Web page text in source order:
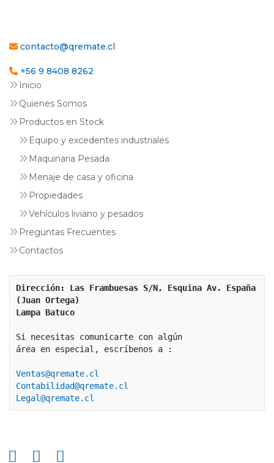
contacto@qremate.cl
+56 9 8408 8262
Inicio
Quienes Somos
Productos en Stock
Equipo y excedentes industriales
Maquinaria Pesada
Menaje de casa y oficina
Propiedades
Vehículos liviano y pesados
Preguntas Frecuentes
Contactos
Dirección: Las Frambuesas S/N, Esquina Av. España
(Juan Ortega)
Lampa Batuco
Si necesitas comunicarte con algún
área en especial, escríbenos a :
Ventas@qremate.cl
Contabilidad@qremate.cl
Legal@qremate.cl